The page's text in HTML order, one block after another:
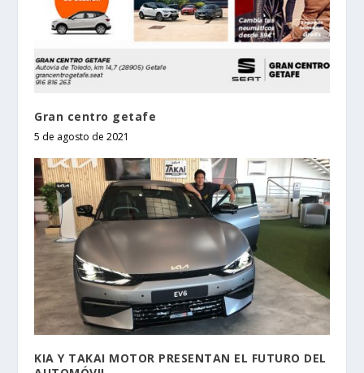
Gran centro getafe
5 de agosto de 2021
KIA Y TAKAI MOTOR PRESENTAN EL FUTURO DEL